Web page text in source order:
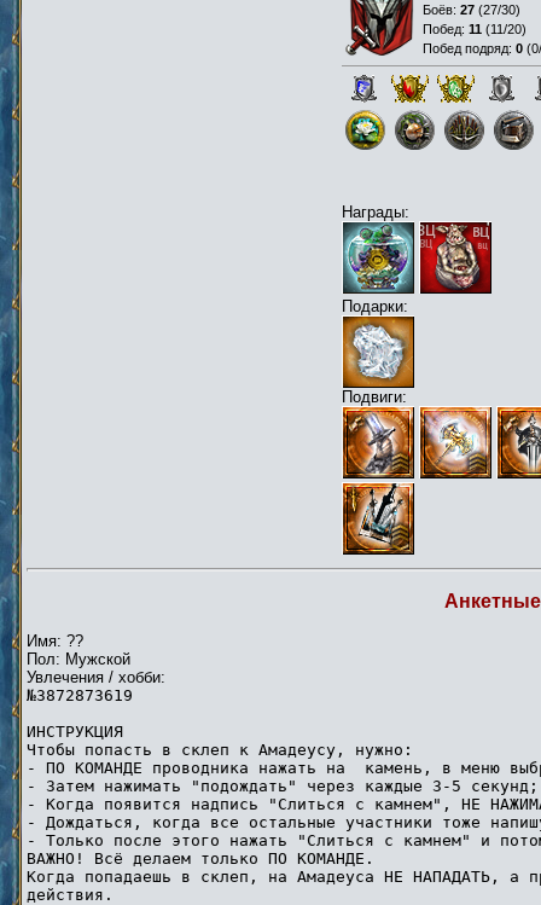
Боёв: 27 (27/30)
Побед: 11 (11/20)
Побед подряд: 0 (
Награды:
Подарки:
Подвиги:
Имя: ??
Пол: Мужской
Увлечения / хобби:
№3872873619
ИНСТРУКЦИЯ
Чтобы попасть в склеп к Амадеусу, нужно:
- ПО КОМАНДЕ проводника нажать на камень, в меню
- Затем нажимать "подождать" через каждые 3-5 секунд;
- Когда появится надпись "Слиться с камнем", НЕ
- Дождаться, когда все остальные участники тоже
- Только после этого нажать "Слиться с камнем" и
ВАЖНО! Всё делаем только ПО КОМАНДЕ.
Когда попадаешь в склеп, на Амадеуса НЕ НАПАДАТЬ, а
действия.